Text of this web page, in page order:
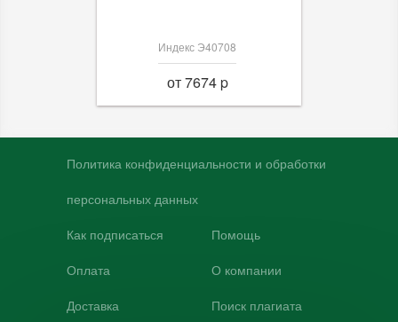
Индекс Э40708
от 7674 p
Политика конфиденциальности и обработки
персональных данных
Как подписаться
Оплата
Доставка
Помощь
О компании
Поиск плагиата